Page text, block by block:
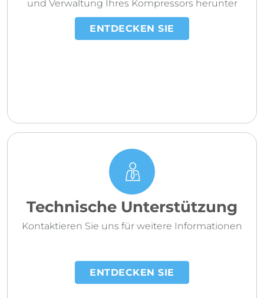
und Verwaltung Ihres Kompressors herunter
ENTDECKEN SIE
Technische Unterstützung
Kontaktieren Sie uns für weitere Informationen
ENTDECKEN SIE